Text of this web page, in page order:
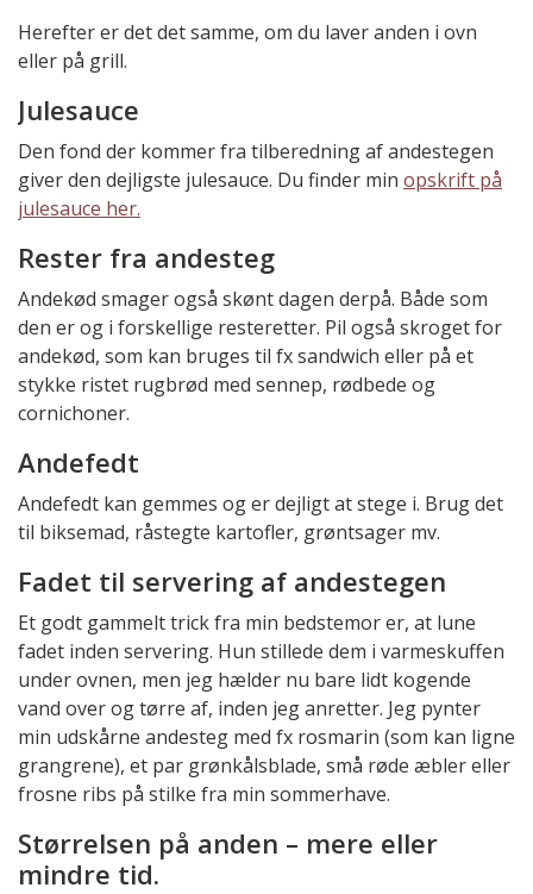
Herefter er det det samme, om du laver anden i ovn
eller på grill.
Julesauce
Den fond der kommer fra tilberedning af andestegen
giver den dejligste julesauce. Du finder min opskrift på
julesauce her.
Rester fra andesteg
Andekød smager også skønt dagen derpå. Både som
den er og i forskellige resteretter. Pil også skroget for
andekød, som kan bruges til fx sandwich eller på et
stykke ristet rugbrød med sennep, rødbede og
cornichoner.
Andefedt
Andefedt kan gemmes og er dejligt at stege i. Brug det
til biksemad, råstegte kartofler, grøntsager mv.
Fadet til servering af andestegen
Et godt gammelt trick fra min bedstemor er, at lune
fadet inden servering. Hun stillede dem i varmeskuffen
under ovnen, men jeg hælder nu bare lidt kogende
vand over og tørre af, inden jeg anretter. Jeg pynter
min udskårne andesteg med fx rosmarin (som kan ligne
grangrene), et par grønkålsblade, små røde æbler eller
frosne ribs på stilke fra min sommerhave.
Størrelsen på anden – mere eller
mindre tid.